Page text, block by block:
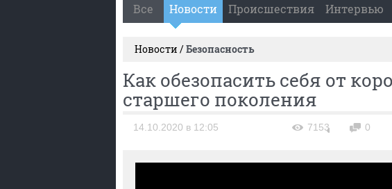
Все Новости Происшествия Интервью
Новости /Безопасность
Как обезопасить себя от
старшего поколения
14.10.2020 в 12:05 7153 0